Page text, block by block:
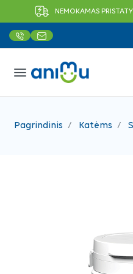
NEMOKAMAS
menu
Pagrindinis Katėms